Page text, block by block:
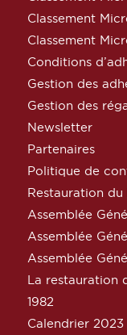
Classement
Classement
Conditions
Gestion des
Gestion des
Newsletter
Partenaires
Politique de
Restauration
Assemblée
Assemblée
Assemblée
La restauration
1982
Calendrier 2023